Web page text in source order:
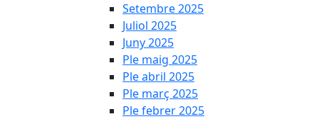
Setembre 2025
Juliol 2025
Juny 2025
Ple maig 2025
Ple abril 2025
Ple març 2025
Ple febrer 2025